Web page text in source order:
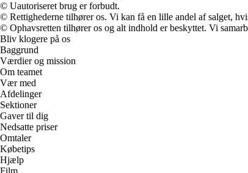
© Uautoriseret brug er forbudt.
© Rettighederne tilhører os. Vi kan få en lille andel af salget,
© Ophavsretten tilhører os og alt indhold er beskyttet. Vi
Bliv klogere på os
Baggrund
Værdier og mission
Om teamet
Vær med
Afdelinger
Sektioner
Gaver til dig
Nedsatte priser
Omtaler
Købetips
Hjælp